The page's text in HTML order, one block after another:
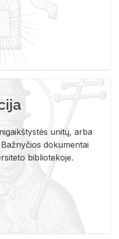
unitų, arba
dokumentai
bibliotekoje.